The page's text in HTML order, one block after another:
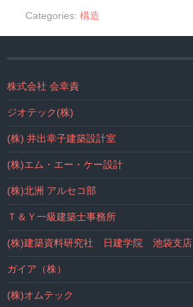
Categories: 構造
株式会社 会幸責
ジオテック(株)
(株) 井出幸子建築設計室
(株)エム・エー・ケー設計
(株)北洲 アルセコ部
Ｔ＆Ｙ一級建築士事務所
(株)建築資料研究社 日建学院 池袋支店
ガイア（株）
(株)オムテック